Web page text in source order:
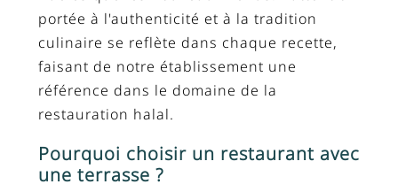
portée à l'authenticité et à la tradition
culinaire se reflète dans chaque recette,
faisant de notre établissement une
référence dans le domaine de la
restauration halal.
Pourquoi choisir un restaurant avec
une terrasse ?